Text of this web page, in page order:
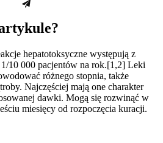
hepatotoksyczne występują z
10 000 pacjentów na rok.[1,2] Leki
różnego stopnia, także
Najczęściej mają one charakter
dawki. Mogą się rozwinąć w
miesięcy od rozpoczęcia kuracji.